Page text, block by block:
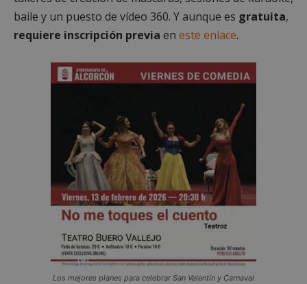
baile y un puesto de vídeo 360. Y aunque es gratuita,
requiere inscripción previa en este enlace.
Los mejores planes para celebrar San Valentín y Carnaval